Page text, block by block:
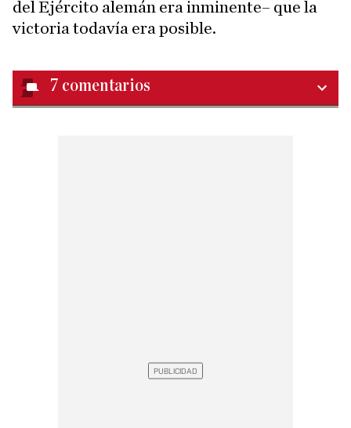
del Ejército alemán era inminente– que la
victoria todavía era posible.
7 comentarios